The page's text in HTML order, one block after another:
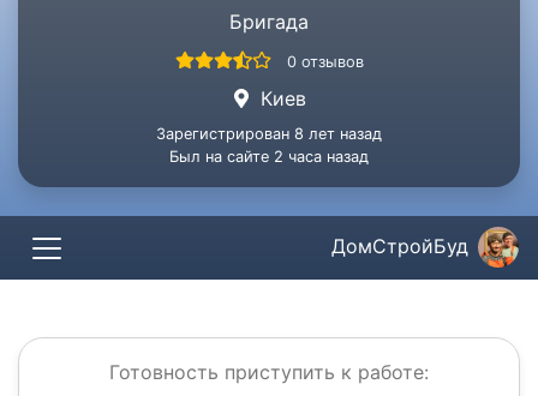
Бригада
0 отзывов
Киев
Зарегистрирован 8 лет назад
Был на сайте 2 часа назад
ДомСтройБуд
Готовность приступить к работе: